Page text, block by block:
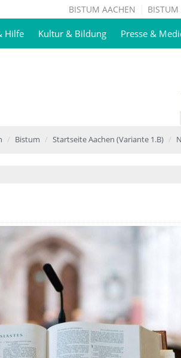
BISTUM AACHEN BISTUM
Hilfe Kultur & Bildung Presse &
Bistum Startseite Aachen (Variante 1.B)